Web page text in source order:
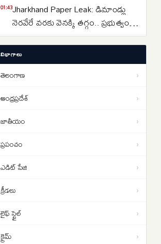
01:43Jharkhand Paper Leak: డిమాండ్లు
నెరవేరే వరకు వెనక్కి తగ్గం.. ప్రభుత్వంతో
చర్చలు విఫలం
01:30Women Reservation: షరతులు
లేకుండా మహిళా కోటా అమలు
చేయాలి.. రాహుల్ గాంధీ డిమాండ్
Strait of Hormuz: హోర్ముజ్ జలసంధిని
తెరవాలంటే ఇరాన్‌తో ట్రంప్ రాజీ
విభాగాలు
తెలంగాణ ›
ఆంధ్రప్రదేశ్ ›
జాతీయం ›
ప్రపంచం ›
ఎడిట్ పేజి ›
క్రీడలు ›
లైఫ్ స్టైల్ ›
క్రైమ్ ›